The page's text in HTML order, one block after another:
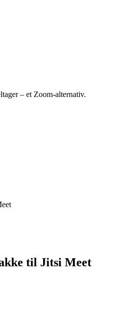
– et Zoom-alternativ.
til Jitsi Meet